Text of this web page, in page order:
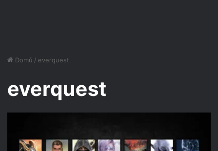
Domů / everquest
everquest